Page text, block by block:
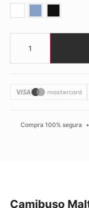
Compra 100% segura •
Camibuso